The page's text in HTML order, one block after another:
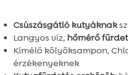
Csúszásgátló kutyáknak
Langyos víz, hőmérő
Kímélő kölyöksampon,
érzékenyeknek